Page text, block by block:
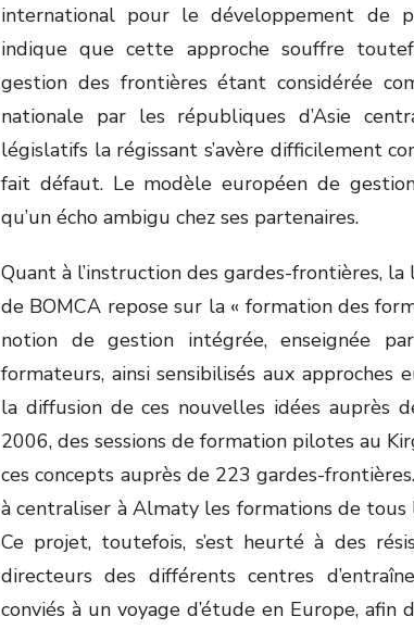
international pour le développement de
indique que cette approche souffre
gestion des frontières étant considérée
nationale par les républiques d’Asie
législatifs la régissant s’avère difficilement
fait défaut. Le modèle européen de
qu’un écho ambigu chez ses partenaires.
Quant à l’instruction des gardes-frontières,
de BOMCA repose sur la « formation des
notion de gestion intégrée, enseignée
formateurs, ainsi sensibilisés aux approches
la diffusion de ces nouvelles idées auprès
2006, des sessions de formation pilotes au
ces concepts auprès de 223 gardes-
à centraliser à Almaty les formations de
Ce projet, toutefois, s’est heurté à des
directeurs des différents centres
conviés à un voyage d’étude en Europe, afin